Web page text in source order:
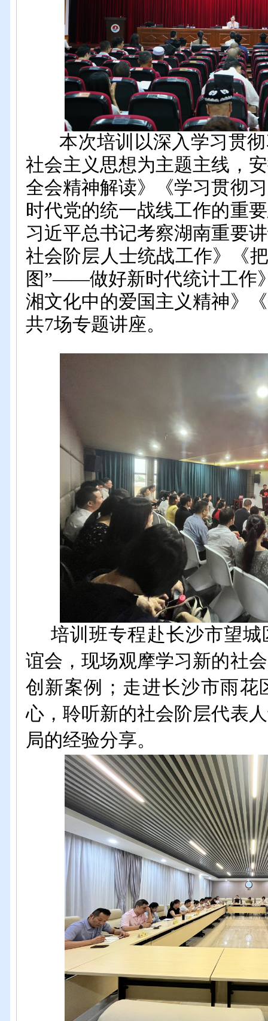
本次培训以深入学习贯
社会主义思想为主题主线，
全会精神解读》
《学习贯彻
时代党的统一战线工作的重
习近平总书记考察湖南重要
社会阶层人士统战工作》《
图”——做好新时代统计工作
湘文化中的爱国主义精神》
共7场专题讲座。
培训班专程赴长沙市望
谊会 ， 现场观摩学习新的社
创新案例； 走进长沙市雨花
心， 聆听新的社会阶层代表
局的经验分享。